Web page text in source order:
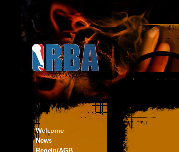
Welcome
News
Regeln/AGB